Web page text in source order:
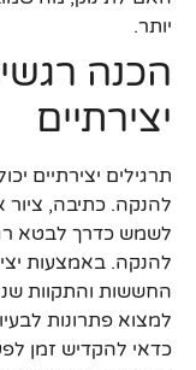
יותר.
הכנה
יצירתיים
תרגילים יצירתיים
להנקה. כתיבה, ציור
לשמש כדרך לבטא
להנקה. באמצעות
החששות והתקוות
למצוא פתרונות
כדאי להקדיש זמן